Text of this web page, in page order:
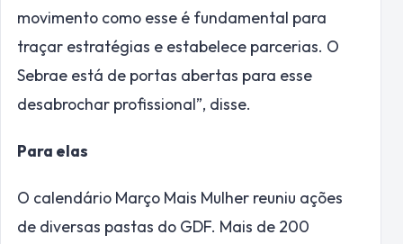
movimento como esse é fundamental para
traçar estratégias e estabelece parcerias. O
Sebrae está de portas abertas para esse
desabrochar profissional”, disse.
Para elas
O calendário Março Mais Mulher reuniu ações
de diversas pastas do GDF. Mais de 200